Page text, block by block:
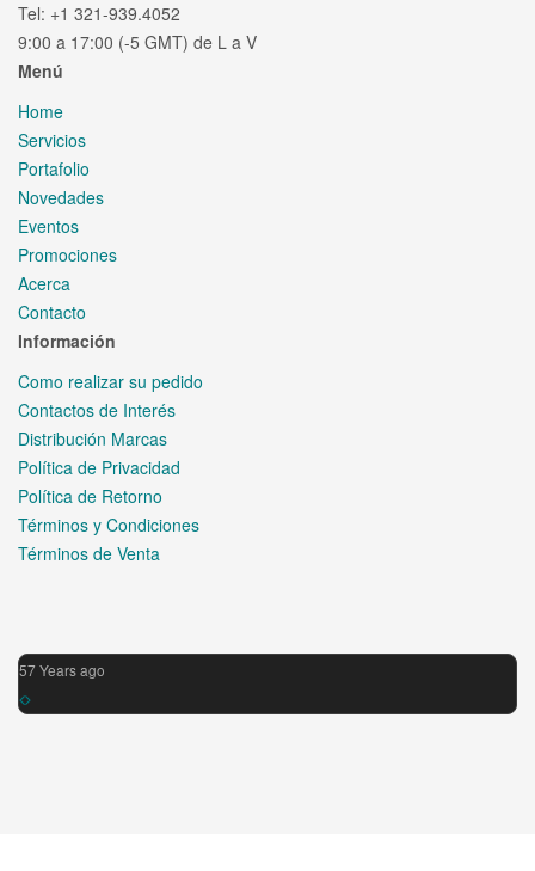
Tel: +1 321-939.4052
9:00 a 17:00 (-5 GMT) de L a V
Menú
Home
Servicios
Portafolio
Novedades
Eventos
Promociones
Acerca
Contacto
Información
Como realizar su pedido
Contactos de Interés
Distribución Marcas
Política de Privacidad
Política de Retorno
Términos y Condiciones
Términos de Venta
57 Years ago